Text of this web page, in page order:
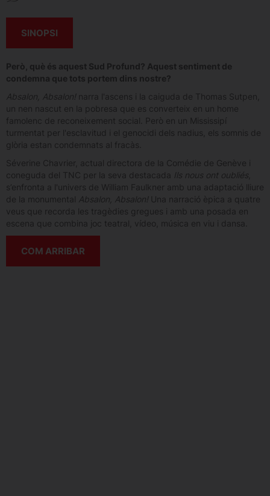
SINOPSI
Però, què és aquest Sud Profund? Aquest sentiment de
condemna que tots portem dins nostre?
Absalon, Absalon!narra l'ascens i la caiguda de Thomas Sutpen,
un nen nascut en la pobresa que es converteix en un home
famolenc de reconeixement social. Però en un Mississipí
turmentat per l'esclavitud i el genocidi dels nadius, els somnis de
glòria estan condemnats al fracàs.
Séverine Chavrier, actual directora de la Comédie de Genève i
coneguda del TNC per la seva destacada
Ils nous ont oubliés
s’enfronta a l'univers de William Faulkner amb una adaptació lliure
de la monumental
Absalon, Absalon!Una narració èpica a quatre
veus que recorda les tragèdies gregues i amb una posada en
escena que combina joc teatral, vídeo, música en viu i dansa.
COM ARRIBAR